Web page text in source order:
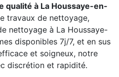
qualité à La Houssaye-en-
travaux de nettoyage,
nettoyage à La Houssaye-
disponibles 7j/7, et en sus
et soigneux, notre
discrétion et rapidité.